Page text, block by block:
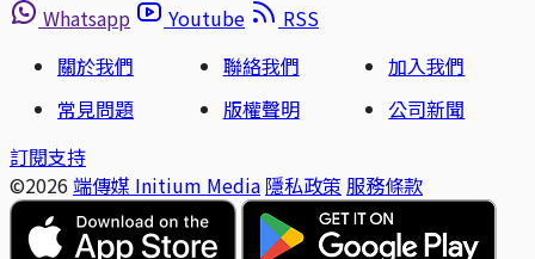
Whatsapp
Youtube
RSS
關於我們
聯絡我們
加入我們
常見問題
版權聲明
公司新聞
訂閱支持
©2026 端傳媒 Initium Media 隱私政策 服務條款